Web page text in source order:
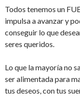
Todos tenemos un
impulsa a avanzar y
conseguir lo que
seres queridos.
Lo que la mayoría no
ser alimentada para
tus deseos, con tus